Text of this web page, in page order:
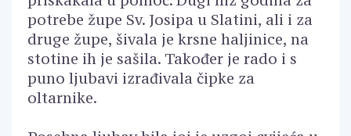
potrebe župe Sv. Josipa u Slatini, ali i za
druge župe, šivala je krsne haljinice, na
stotine ih je sašila. Također je rado i s
puno ljubavi izrađivala čipke za
oltarnike.